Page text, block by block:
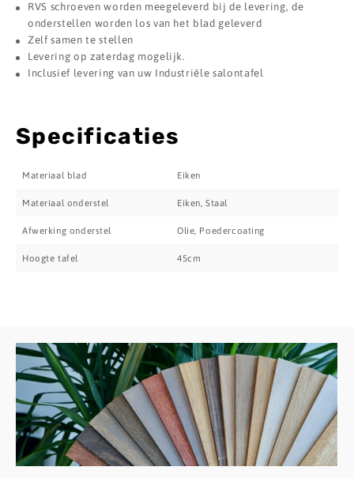
RVS schroeven worden meegeleverd bij de levering, de
onderstellen worden los van het blad geleverd
Zelf samen te stellen
Levering op zaterdag mogelijk.
Inclusief levering van uw Industriële salontafel
Specificaties
Materiaal blad Eiken
Materiaal onderstel Eiken, Staal
Afwerking onderstel Olie, Poedercoating
Hoogte tafel 45cm